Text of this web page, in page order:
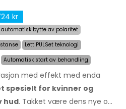
kr
automatisk bytte av polaritet
Lett PULSet teknologi
Automatisk start av behandling
med effekt med enda
spesielt for kvinner og
hud. Takket være dens nye og